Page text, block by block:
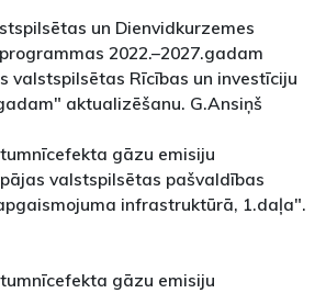
un Dienvidkurzemes
2022.–2027.gadam
valstspilsētas Rīcības un investīciju
aktualizēšanu. G.Ansiņš
gāzu emisiju
valstspilsētas pašvaldības
infrastruktūrā, 1.daļa".
gāzu emisiju